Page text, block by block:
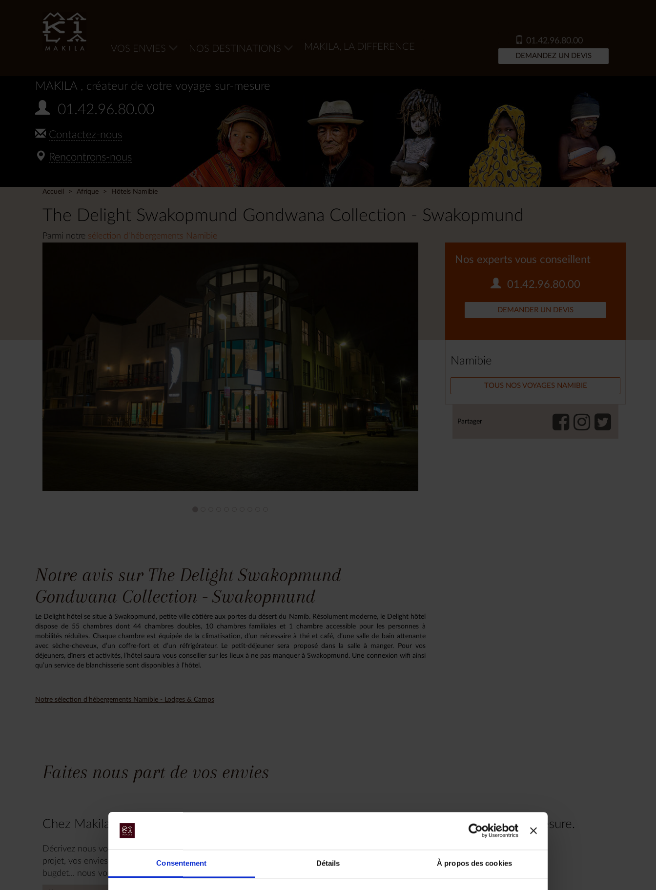
Consentement Détails À propos des cookies
VOS ENVIES NOS DESTINATIONS MAKILA, LA DIFFERENCE
01.42.96.80.00
DEMANDEZ UN DEVIS
MAKILA , créateur de votre voyage sur-mesure
01.42.96.80.00
Contactez-nous
Rencontrons-nous
Accueil Afrique Hôtels Namibie
The Delight Swakopmund Gondwana Collection - Swakopmund
Parmi notre sélection d'hébergements Namibie
Notre avis sur The Delight Swakopmund
Gondwana Collection - Swakopmund
Le Delight hôtel se situe à Swakopmund, petite ville côtière aux portes du désert du Namib. Résolument moderne, le Delight hôtel
dispose de 55 chambres dont 44 chambres doubles, 10 chambres familiales et 1 chambre accessible pour les personnes à
mobilités réduites. Chaque chambre est équipée de la climatisation, d’un nécessaire à thé et café, d’une salle de bain attenante
avec sèche-cheveux, d’un coffre-fort et d’un réfrigérateur. Le petit-déjeuner sera proposé dans la salle à manger. Pour vos
déjeuners, dîners et activités, l’hôtel saura vous conseiller sur les lieux à ne pas manquer à Swakopmund. Une connexion wifi ainsi
qu’un service de blanchisserie sont disponibles à l’hôtel.
Notre sélection d'hébergements Namibie - Lodges & Camps
Nos experts vous conseillent
01.42.96.80.00
DEMANDER UN DEVIS
Namibie
TOUS NOS VOYAGES NAMIBIE
Partager
Faites nous part de vos envies
Chez Makila Voyages, chaque voyage est unique, nous construisons votre voyage à votre mesure.
Décrivez nous votre projet maintenant, n’hésitez pas à bien détailler votre
projet, vos envies, le nombre de personnes, vos dates, régions souhaitées,
bugdet... nous vous répondrons très rapidement
01.42.96.80.00